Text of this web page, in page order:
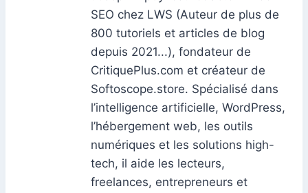
SEO chez LWS (Auteur de plus de
800 tutoriels et articles de blog
depuis 2021...), fondateur de
CritiquePlus.com et créateur de
Softoscope.store. Spécialisé dans
l’intelligence artificielle, WordPress,
l’hébergement web, les outils
numériques et les solutions high-
tech, il aide les lecteurs,
freelances, entrepreneurs et